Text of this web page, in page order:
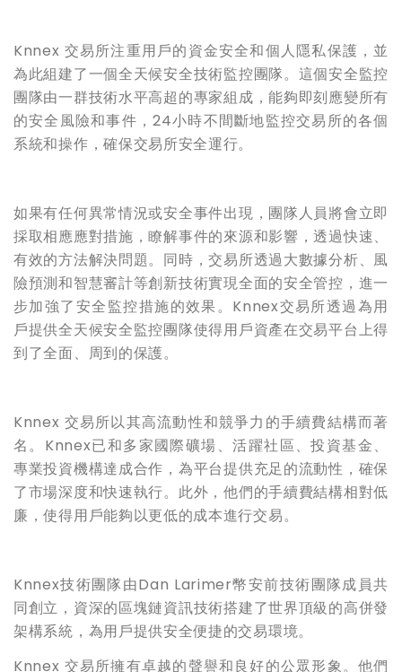
Knnex 交易所注重用戶的資金安全和個人隱私保護，並
為此組建了一個全天候安全技術監控團隊。這個安全監控
團隊由一群技術水平高超的專家組成，能夠即刻應變所有
的安全風險和事件，24小時不間斷地監控交易所的各個
系統和操作，確保交易所安全運行。
如果有任何異常情況或安全事件出現，團隊人員將會立即
採取相應應對措施，瞭解事件的來源和影響，透過快速、
有效的方法解決問題。同時，交易所透過大數據分析、風
險預測和智慧審計等創新技術實現全面的安全管控，進一
步加強了安全監控措施的效果。Knnex交易所透過為用
戶提供全天候安全監控團隊使得用戶資產在交易平台上得
到了全面、周到的保護。
Knnex 交易所以其高流動性和競爭力的手續費結構而著
名。Knnex已和多家國際礦場、活躍社區、投資基金、
專業投資機構達成合作，為平台提供充足的流動性，確保
了市場深度和快速執行。此外，他們的手續費結構相對低
廉，使得用戶能夠以更低的成本進行交易。
Knnex技術團隊由Dan Larimer幣安前技術團隊成員共
同創立，資深的區塊鏈資訊技術搭建了世界頂級的高併發
架構系統，為用戶提供安全便捷的交易環境。
Knnex 交易所擁有卓越的聲譽和良好的公眾形象。他們